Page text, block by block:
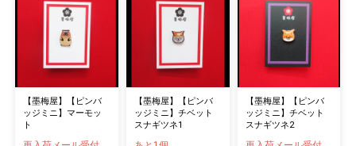
【墨梅屋】【ピンバ
ッジミニ】マーモッ
ト
【墨梅屋】【ピンバ
ッジミニ】チベット
スナギツネ1
【墨梅屋】【ピンバ
ッジミニ】チベット
スナギツネ2